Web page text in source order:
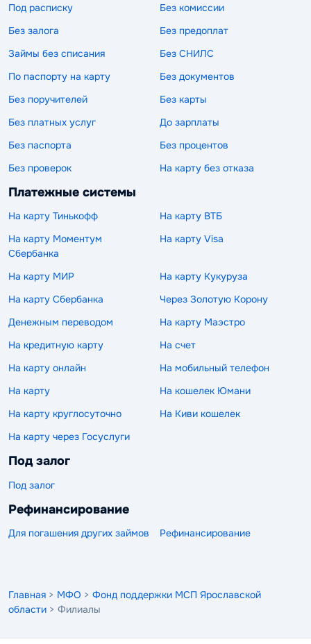
Под расписку
Без комиссии
Без залога
Без предоплат
Займы без списания
Без СНИЛС
По паспорту на карту
Без документов
Без поручителей
Без карты
Без платных услуг
До зарплаты
Без паспорта
Без процентов
Без проверок
На карту без отказа
Платежные системы
На карту Тинькофф
На карту ВТБ
На карту Моментум
Сбербанка
На карту Visa
На карту МИР
На карту Кукуруза
На карту Сбербанка
Через Золотую Корону
Денежным переводом
На карту Маэстро
На кредитную карту
На счет
На карту онлайн
На мобильный телефон
На карту
На кошелек Юмани
На карту круглосуточно
На Киви кошелек
На карту через Госуслуги
Под залог
Под залог
Рефинансирование
Для погашения других займов Рефинансирование
Главная > МФО > Фонд поддержки МСП Ярославской
области > Филиалы